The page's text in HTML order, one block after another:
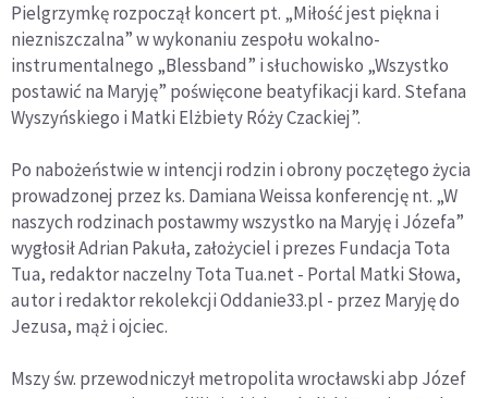
Pielgrzymkę rozpoczął koncert pt. „Miłość jest piękna i
niezniszczalna” w wykonaniu zespołu wokalno-
instrumentalnego „Blessband” i słuchowisko „Wszystko
postawić na Maryję” poświęcone beatyfikacji kard. Stefana
Wyszyńskiego i Matki Elżbiety Róży Czackiej”.
Po nabożeństwie w intencji rodzin i obrony poczętego życia
prowadzonej przez ks. Damiana Weissa konferencję nt. „W
naszych rodzinach postawmy wszystko na Maryję i Józefa”
wygłosił Adrian Pakuła, założyciel i prezes Fundacja Tota
Tua, redaktor naczelny Tota Tua.net - Portal Matki Słowa,
autor i redaktor rekolekcji Oddanie33.pl - przez Maryję do
Jezusa, mąż i ojciec.
Mszy św. przewodniczył metropolita wrocławski abp Józef